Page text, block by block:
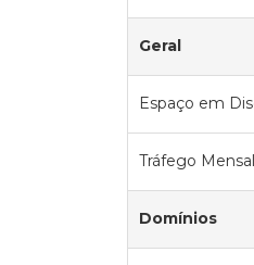
Geral
Espaço em
Tráfego Mensal
Domínios